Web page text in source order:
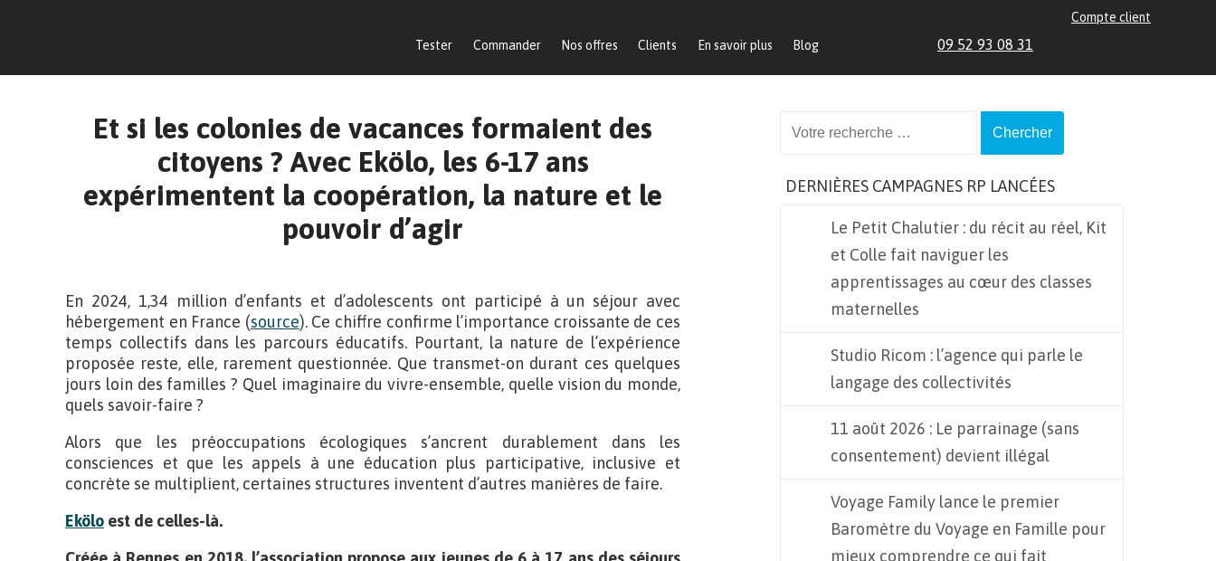
Tester Commander Nos offres Clients En savoir plus Blog
Compte client
09 52 93 08 31
Et si les colonies de vacances formaient des
citoyens ? Avec Ekölo, les 6-17 ans
expérimentent la coopération, la nature et le
pouvoir d’agir
En 2024, 1,34 million d’enfants et d’adolescents ont participé à un séjour avec
hébergement en France (source). Ce chiffre confirme l’importance croissante de ces
temps collectifs dans les parcours éducatifs. Pourtant, la nature de l’expérience
proposée reste, elle, rarement questionnée. Que transmet-on durant ces quelques
jours loin des familles ? Quel imaginaire du vivre-ensemble, quelle vision du monde,
quels savoir-faire ?
Alors que les préoccupations écologiques s’ancrent durablement dans les
consciences et que les appels à une éducation plus participative, inclusive et
concrète se multiplient, certaines structures inventent d’autres manières de faire.
Ekölo est de celles-là.
DERNIÈRES CAMPAGNES RP LANCÉES
Le Petit Chalutier : du récit au réel, Kit
et Colle fait naviguer les
apprentissages au cœur des classes
maternelles
Studio Ricom : l’agence qui parle le
langage des collectivités
11 août 2026 : Le parrainage (sans
consentement) devient illégal
Voyage Family lance le premier
Baromètre du Voyage en Famille pour
mieux comprendre ce qui fait